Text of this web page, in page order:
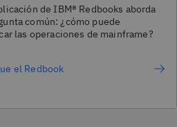
de IBM® Redbooks aborda
común: ¿cómo puede
las operaciones de mainframe?
el Redbook